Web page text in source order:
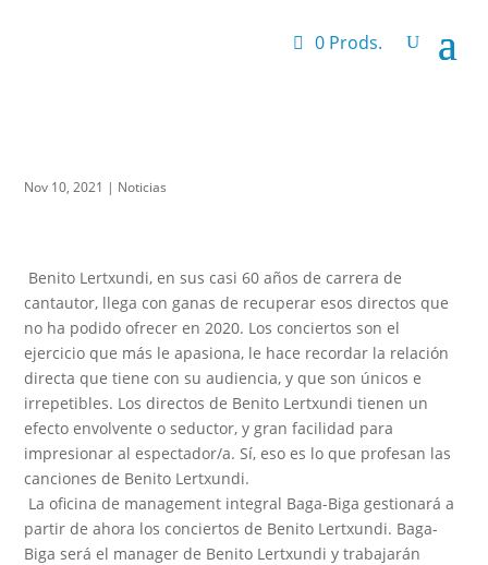
0 Prods.
Nov 10, 2021 | Noticias
Benito Lertxundi, en sus casi 60 años de carrera de
cantautor, llega con ganas de recuperar esos directos que
no ha podido ofrecer en 2020. Los conciertos son el
ejercicio que más le apasiona, le hace recordar la relación
directa que tiene con su audiencia, y que son únicos e
irrepetibles. Los directos de Benito Lertxundi tienen un
efecto envolvente o seductor, y gran facilidad para
impresionar al espectador/a. Sí, eso es lo que profesan las
canciones de Benito Lertxundi.
La oficina de management integral Baga-Biga gestionará a
partir de ahora los conciertos de Benito Lertxundi. Baga-
Biga será el manager de Benito Lertxundi y trabajarán